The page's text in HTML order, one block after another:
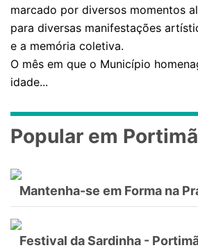
marcado por diversos momentos
para diversas manifestações
e a memória coletiva.
O mês em que o Município
idade...
Popular em
Mantenha-se em Forma na
Festival da Sardinha -